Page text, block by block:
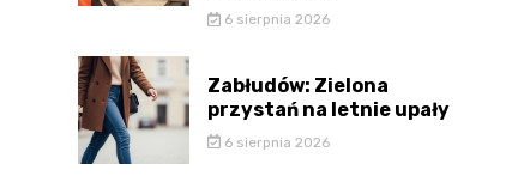
6 sierpnia 2026
Zabłudów: Zielona
przystań na letnie upały
6 sierpnia 2026